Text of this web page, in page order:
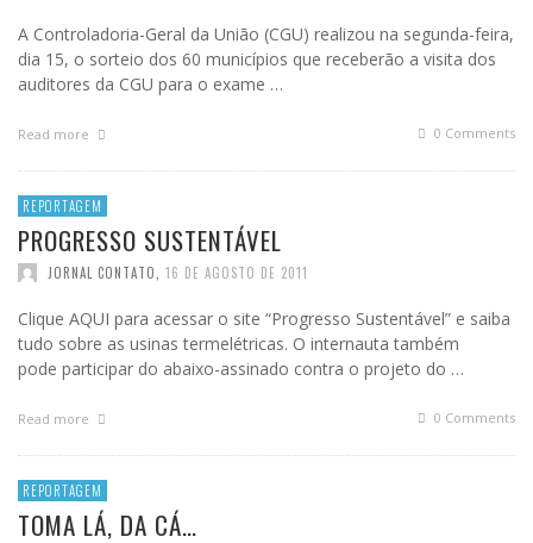
A Controladoria-Geral da União (CGU) realizou na segunda-feira,
dia 15, o sorteio dos 60 municípios que receberão a visita dos
auditores da CGU para o exame …
Read more 0 Comments
REPORTAGEM
PROGRESSO SUSTENTÁVEL
JORNAL CONTATO 16 DE AGOSTO DE 2011
Clique AQUI para acessar o site “Progresso Sustentável” e saiba
tudo sobre as usinas termelétricas. O internauta também
pode participar do abaixo-assinado contra o projeto do …
Read more 0 Comments
REPORTAGEM
TOMA LÁ, DA CÁ…